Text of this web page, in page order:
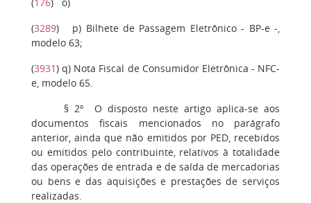
(3289) p) Bilhete de Passagem Eletrônico - BP-e -,
modelo 63;
(3931)q) Nota Fiscal de Consumidor Eletrônica - NFC-
e, modelo 65.
§ 2º
O disposto neste artigo aplica-se aos
documentos fiscais mencionados no parágrafo
anterior, ainda que não emitidos por PED, recebidos
ou emitidos pelo contribuinte, relativos à totalidade
das operações de entrada e de saída de mercadorias
ou bens e das aquisições e prestações de serviços
realizadas.